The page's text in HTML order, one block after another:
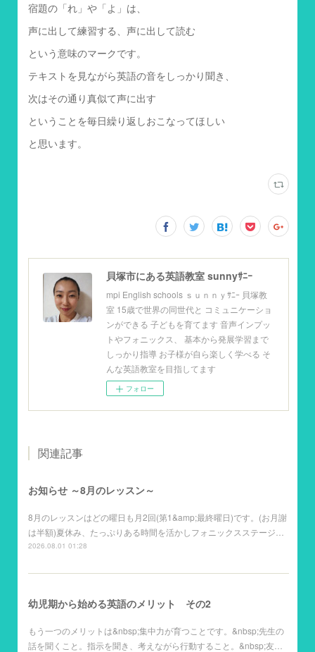
宿題の「れ」や「よ」は、
声に出して練習する、声に出して読む
という意味のマークです。
テキストを見ながら英語の音をしっかり聞き、
次はその通り真似て声に出す
ということを毎日繰り返しおこなってほしい
と思います。
貝塚市にある英語教室 sunnyｻﾆｰ
mpi English schools ｓｕｎｎｙｻﾆｰ 貝塚教
室 15歳で世界の同世代と コミュニケーショ
ンができる 子どもを育てます 音声インプッ
トやフォニックス、 基本から発展学習まで
しっかり指導 お子様が自ら楽しく学べる そ
んな英語教室を目指してます
フォロー
関連記事
お知らせ ～8月のレッスン～
8月のレッスンはどの曜日も月2回(第1&amp;最終曜日)です。(お月謝
は半額)夏休み、たっぷりある時間を活かしフォニックスステージ…
2026.08.01 01:28
幼児期から始める英語のメリット その2
もう一つのメリットは&nbsp;集中力が育つことです。&nbsp;先生の
話を聞くこと。指示を聞き、考えながら行動すること。&nbsp;友…